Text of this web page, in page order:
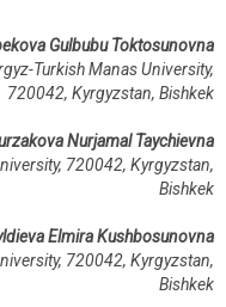
Gulbubu Toktosunovna
Turkish Manas University,
720042, Kyrgyzstan, Bishkek
Nurjamal Taychievna
720042, Kyrgyzstan,
Bishkek
Elmira Kushbosunovna
720042, Kyrgyzstan,
Bishkek